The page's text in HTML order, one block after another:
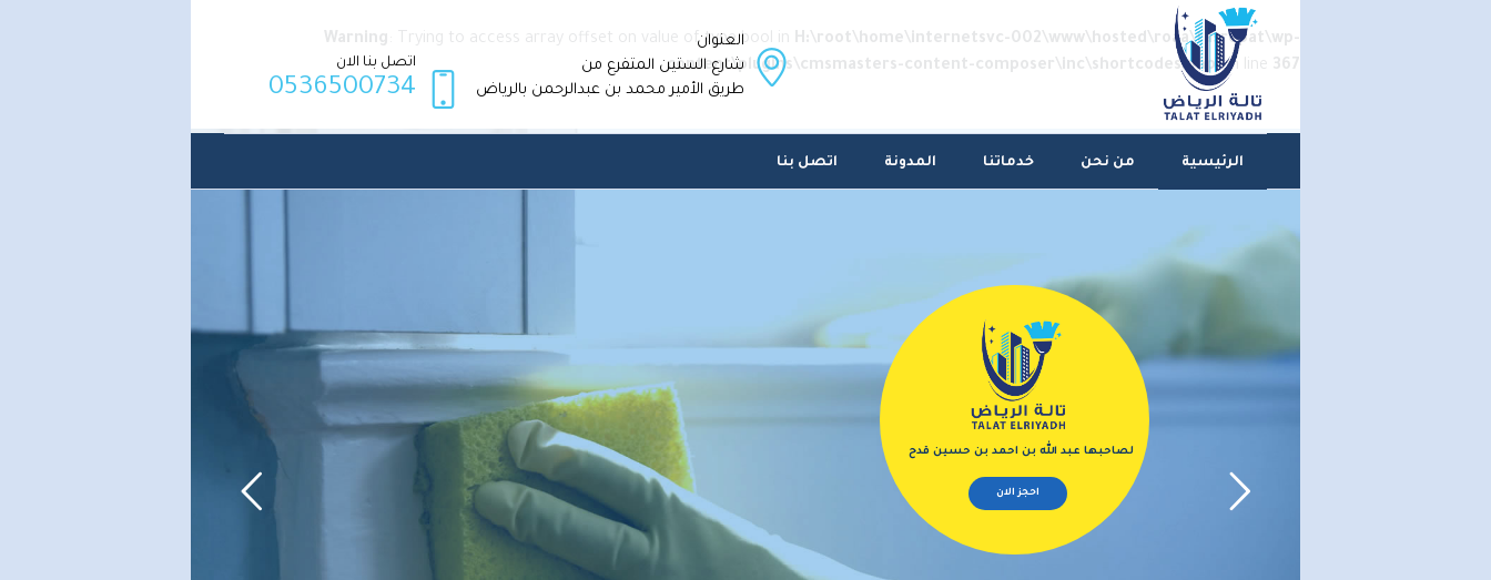
العنوان
شارع الستين المتفرع من
طريق الأمير محمد بن عبدالرحمن بالرياض
اتصل بنا الان
0536500734
الرئيسية من نحن خدماتنا المدونة اتصل بنا
Warning : Trying to access array offset on value of type bool in H:\root\home\internetsvc-002\www\hosted\roaa\tasropat\wp-
content\plugins\cmsmasters-content-composer\inc\shortcodes.phpon line 367
لصاحبها عبد الله بن احمد بن حسين قدح
احجز الان